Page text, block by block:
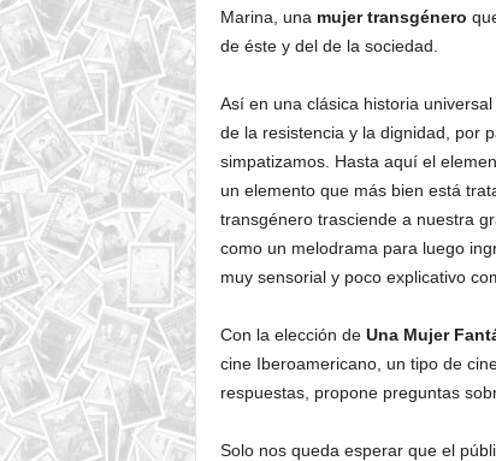
Marina, una mujer transgénero
de éste y del de la sociedad.
Así en una clásica historia
de la resistencia y la dignidad, por
simpatizamos. Hasta aquí el
un elemento que más bien está
transgénero trasciende a nuestra
como un melodrama para luego
muy sensorial y poco explicativo
Con la elección de Una Mujer
cine Iberoamericano, un tipo de
respuestas, propone preguntas
Solo nos queda esperar que el